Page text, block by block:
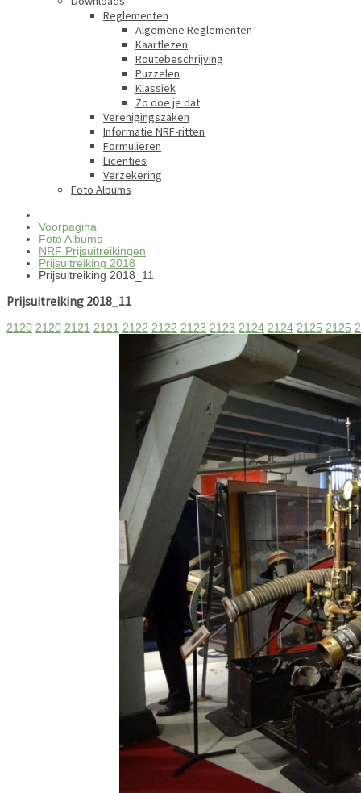
Reglementen
Algemene Reglementen
Kaartlezen
Routebeschrijving
Puzzelen
Klassiek
Zo doe je dat
Verenigingszaken
Informatie NRF-ritten
Formulieren
Licenties
Verzekering
Foto Albums
Voorpagina
Foto Albums
NRF Prijsuitreikingen
Prijsuitreiking 2018
Prijsuitreiking 2018_11
Prijsuitreiking 2018_11
2120 2120 2121 2121 2122 2122 2123 2123 2124 2124 2125 2125